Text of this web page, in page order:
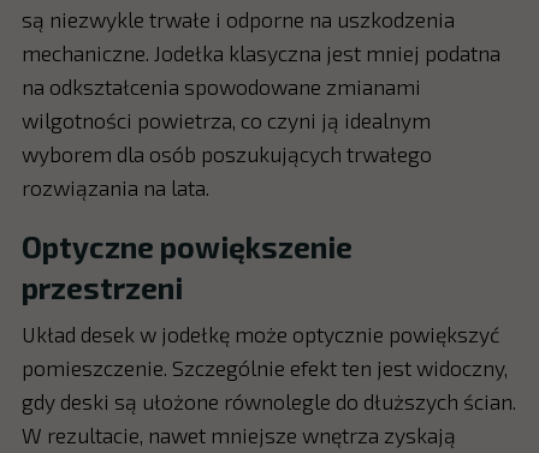
są niezwykle trwałe i odporne na uszkodzenia
mechaniczne. Jodełka klasyczna jest mniej podatna
na odkształcenia spowodowane zmianami
wilgotności powietrza, co czyni ją idealnym
wyborem dla osób poszukujących trwałego
rozwiązania na lata.
Optyczne powiększenie
przestrzeni
Układ desek w jodełkę może optycznie powiększyć
pomieszczenie. Szczególnie efekt ten jest widoczny,
gdy deski są ułożone równolegle do dłuższych ścian.
W rezultacie, nawet mniejsze wnętrza zyskają